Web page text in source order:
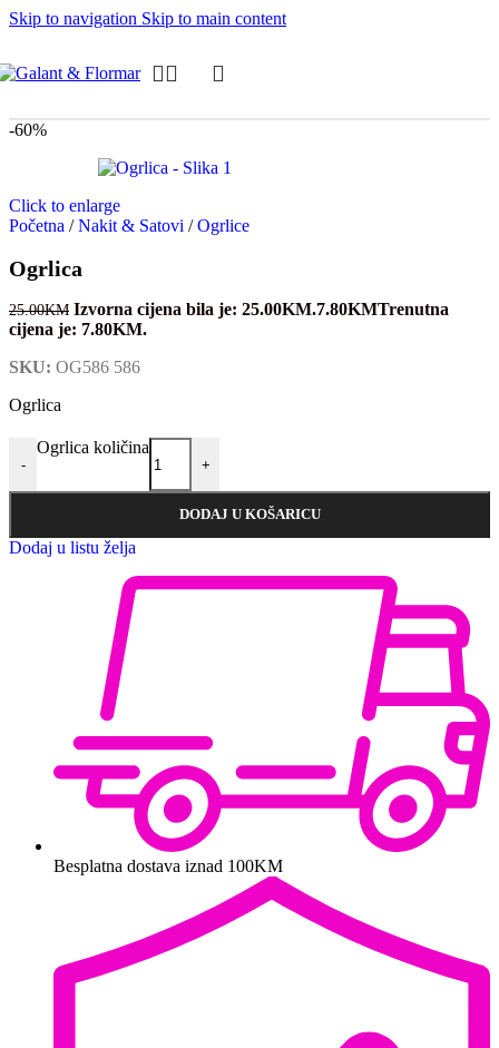
Skip to navigation Skip to main content
-60%
Click to enlarge
Početna / Nakit & Satovi / Ogrlice
Ogrlica
25.00KM Izvorna cijena bila je: 25.00KM.7.80KMTrenutna
cijena je: 7.80KM.
SKU: OG586 586
Ogrlica
-
Ogrlica količina
+
DODAJ U KOŠARICU
Dodaj u listu želja
Besplatna dostava iznad 100KM